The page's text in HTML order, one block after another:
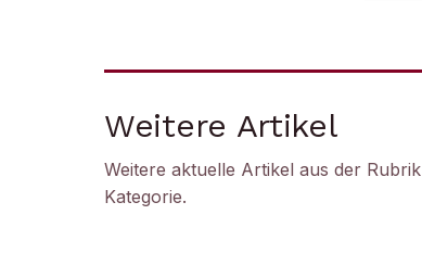
Weitere Artikel
Weitere aktuelle Artikel aus der Rubrik
Kategorie.